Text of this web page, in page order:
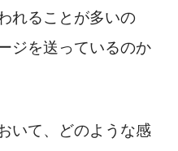
れることが多いの
ジを送っているのか
いて、どのような感